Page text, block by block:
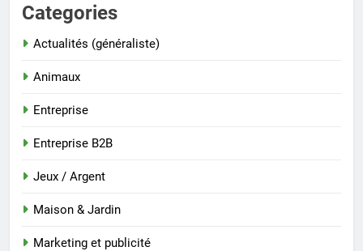
Categories
Actualités (généraliste)
Animaux
Entreprise
Entreprise B2B
Jeux / Argent
Maison & Jardin
Marketing et publicité